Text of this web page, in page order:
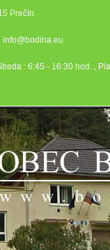
Prečín
info@bodina.eu
: 6:45 - 16:30 hod. ,